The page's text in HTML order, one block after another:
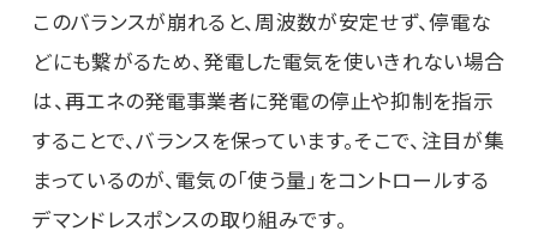
このバランスが崩れると、周波数が安定せず、停電な
どにも繋がるため、発電した電気を使いきれない場合
は、再エネの発電事業者に発電の停止や抑制を指示
することで、バランスを保っています。そこで、注目が集
まっているのが、電気の「使う量」をコントロールする
デマンドレスポンスの取り組みです。